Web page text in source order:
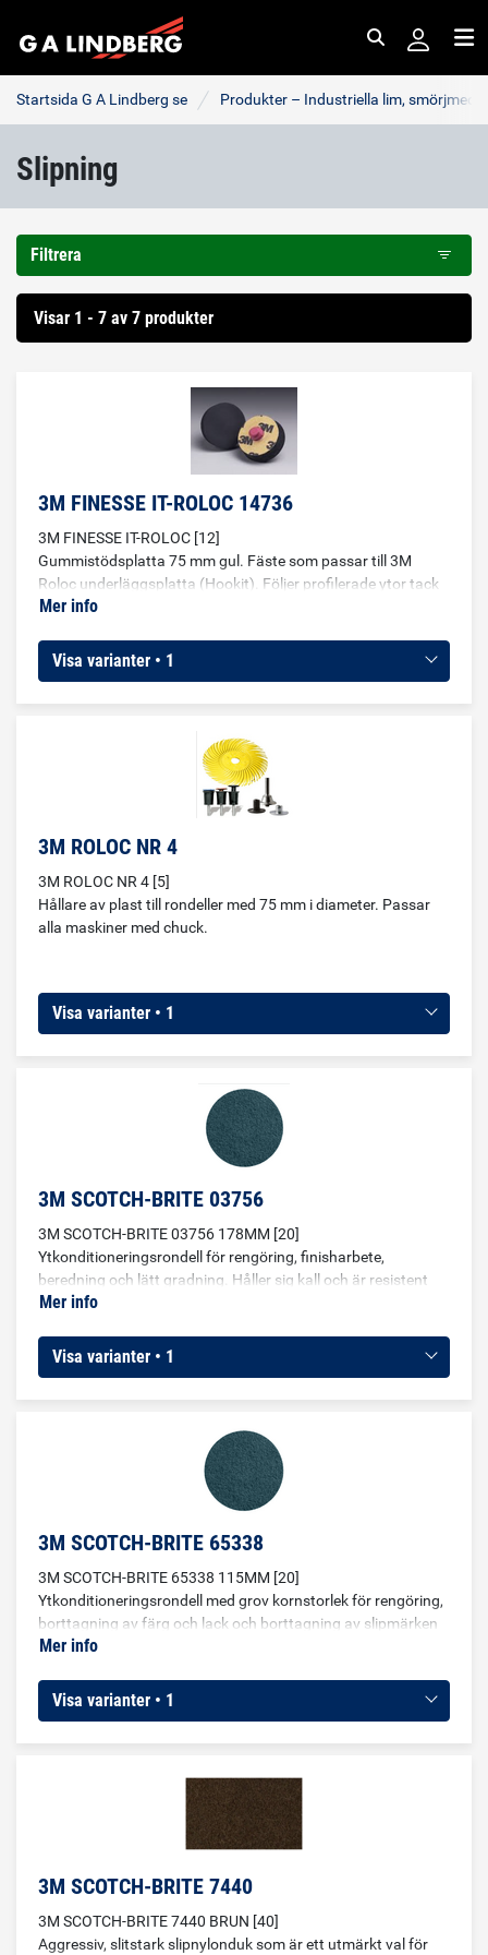
Startsida G A Lindberg se Produkter – Industriella lim,
Slipning
Filtrera
Visar 1 - 7 av 7 produkter
3M FINESSE IT-ROLOC 14736
3M FINESSE IT-ROLOC [12]
Gummistödsplatta 75 mm gul. Fäste som passar till 3M
Roloc underläggsplatta (Hookit). Följer profilerade ytor tack
vare sin form.
Mer info
Visa varianter • 1
3M ROLOC NR 4
3M ROLOC NR 4 [5]
Hållare av plast till rondeller med 75 mm i diameter. Passar
alla maskiner med chuck.
Visa varianter • 1
3M SCOTCH-BRITE 03756
3M SCOTCH-BRITE 03756 178MM [20]
Ytkonditioneringsrondell för rengöring, finisharbete,
beredning och lätt gradning. Håller sig kall och är resistent
mot beläggningar för längre drifttid. Bearbetar ytor utan att
Mer info
Visa varianter • 1
3M SCOTCH-BRITE 65338
3M SCOTCH-BRITE 65338 115MM [20]
Ytkonditioneringsrondell med grov kornstorlek för rengöring,
borttagning av färg och lack och borttagning av slipmärken
på järn, stål och rostfritt stål. Diameter: 115 mm
Mer info
Visa varianter • 1
3M SCOTCH-BRITE 7440
3M SCOTCH-BRITE 7440 BRUN [40]
Aggressiv, slitstark slipnylonduk som är ett utmärkt val för